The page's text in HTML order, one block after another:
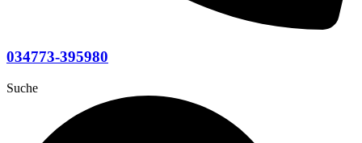
034773-395980
Suche